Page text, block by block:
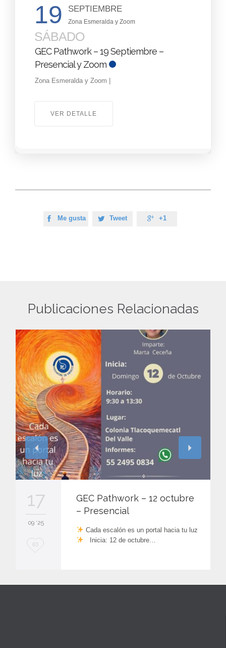
19 SEPTIEMBRE
Zona Esmeralda y Zoom
SÁBADO
GEC Pathwork – 19 Septiembre –
Presencial y Zoom
Zona Esmeralda y Zoom |
VER DETALLE
 Me gusta  Tweet  +1
Publicaciones Relacionadas
17
09 '25
L
63
GEC Pathwork – 12 octubre
– Presencial
Cada escalón es un portal hacia tu luz
Inicia: 12 de octubre…